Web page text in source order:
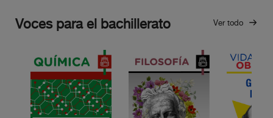
Voces para el bachillerato Ver todo